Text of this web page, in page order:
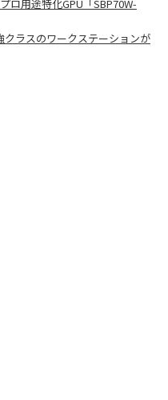
ロ用途特化GPU「SBP70W-
クラスのワークステーションが